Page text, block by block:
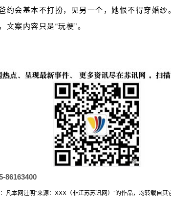
约会基本不打扮，见另一个，她恨不得穿婚
案内容只是“玩梗”。
86163400
凡本网注明“来源：XXX（非江苏苏讯网）”的作品，均转载自